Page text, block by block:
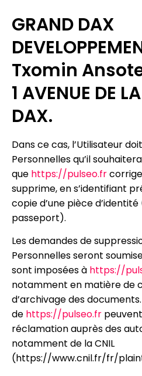
GRAND DAX
Txomin
1 AVENUE DE
DAX.
Dans ce cas, l’Utilisateur
Personnelles qu’il
que https://pulseo.fr
supprime, en s’identifiant
copie d’une pièce
passeport).
Les demandes de
Personnelles seront
sont imposées à https://
notamment en matière de
d’archivage des
de https://pulseo.fr
réclamation auprès des
notamment de la CNIL
(https://www.cnil.fr/fr/